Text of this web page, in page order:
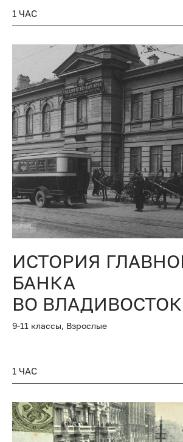
1 ЧАС
ИСТОРИЯ
БАНКА
ВО
9-11 классы, Взрослые
1 ЧАС